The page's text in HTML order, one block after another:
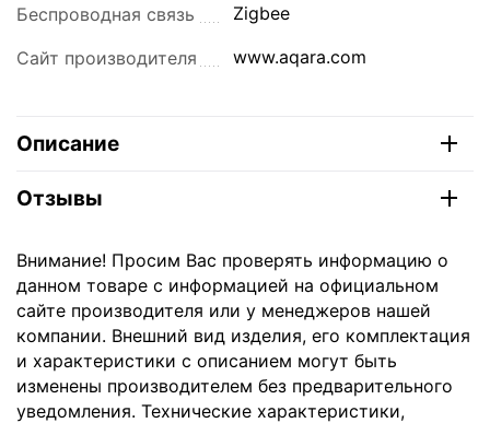
Беспроводная связь Zigbee
Сайт производителя www.aqara.com
Описание
Отзывы
Внимание! Просим Вас проверять информацию о
данном товаре с информацией на официальном
сайте производителя или у менеджеров нашей
компании. Внешний вид изделия, его комплектация
и характеристики с описанием могут быть
изменены производителем без предварительного
уведомления. Технические характеристики,